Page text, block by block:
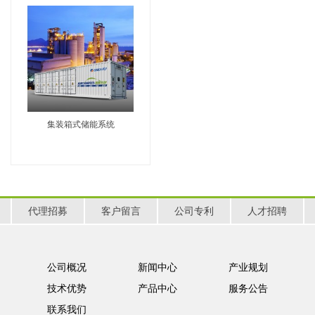
集装箱式储能系统
代理招募 客户留言 公司专利 人才招聘
公司概况 新闻中心
产业规划
技术优势
产品中心
服务公告
联系我们